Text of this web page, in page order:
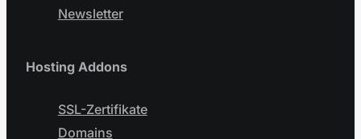
Newsletter
Hosting Addons
SSL-Zertifikate
Domains